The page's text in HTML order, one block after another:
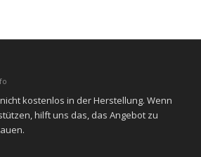
kostenlos in der Herstellung. Wenn
hilft uns das, das Angebot zu